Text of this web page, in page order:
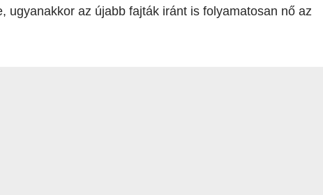
ugyanakkor az újabb fajták iránt is folyamatosan nő az